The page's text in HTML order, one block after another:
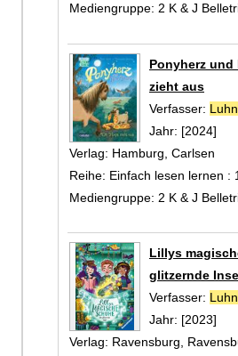
Mediengruppe: 2 K & J
Ponyherz und
zieht aus
Verfasser: Luhn,
Jahr: [2024]
Verlag: Hamburg, Carlsen
Reihe: Einfach lesen lernen :
Mediengruppe: 2 K & J
Lillys
glitzernde
Verfasser: Luhn,
Jahr: [2023]
Verlag: Ravensburg,